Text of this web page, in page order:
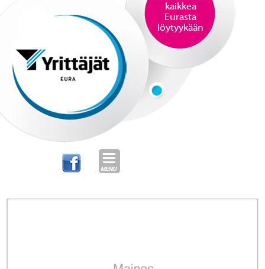
kaikkea
Eurasta
löytyykään